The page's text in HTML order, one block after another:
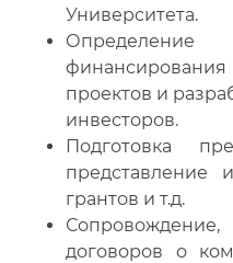
Университета.
проектов и
инвесторов.
Подготовка
грантов и т.д.
договоров о